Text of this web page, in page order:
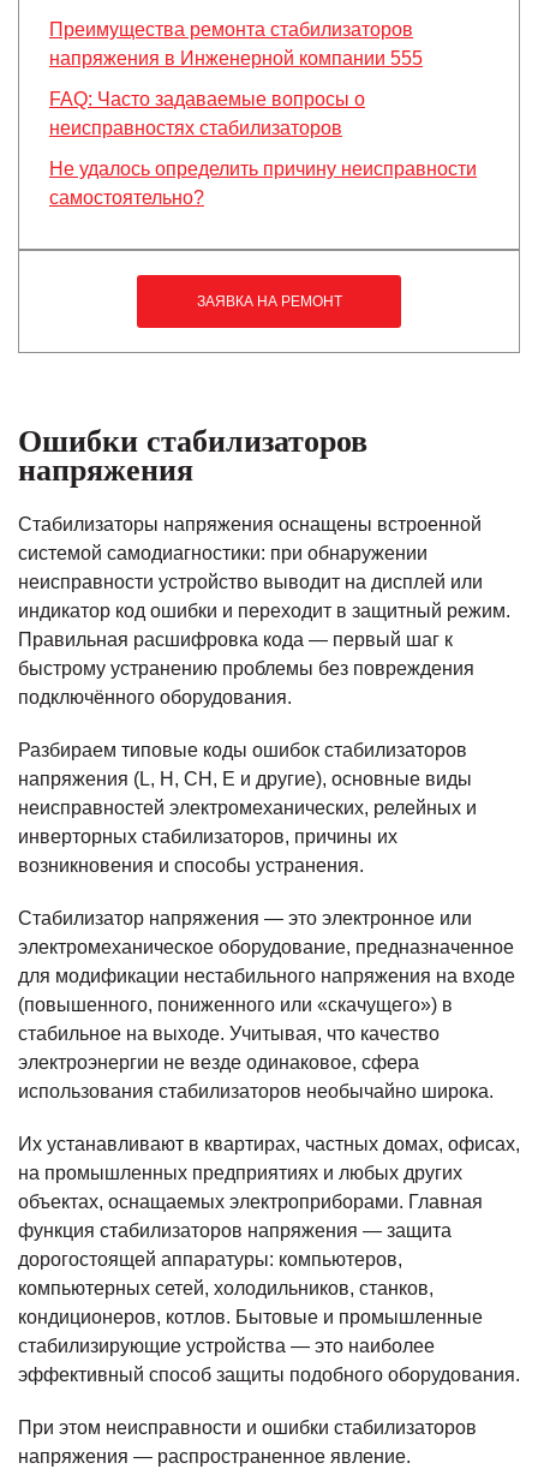
Преимущества ремонта стабилизаторов
напряжения в Инженерной компании 555
FAQ: Часто задаваемые вопросы о
неисправностях стабилизаторов
Не удалось определить причину неисправности
самостоятельно?
ЗАЯВКА НА РЕМОНТ
Ошибки стабилизаторов
напряжения
Стабилизаторы напряжения оснащены встроенной
системой самодиагностики: при обнаружении
неисправности устройство выводит на дисплей или
индикатор код ошибки и переходит в защитный режим.
Правильная расшифровка кода — первый шаг к
быстрому устранению проблемы без повреждения
подключённого оборудования.
Разбираем типовые коды ошибок стабилизаторов
напряжения (L, H, СН, E и другие), основные виды
неисправностей электромеханических, релейных и
инверторных стабилизаторов, причины их
возникновения и способы устранения.
Стабилизатор напряжения — это электронное или
электромеханическое оборудование, предназначенное
для модификации нестабильного напряжения на входе
(повышенного, пониженного или «скачущего») в
стабильное на выходе. Учитывая, что качество
электроэнергии не везде одинаковое, сфера
использования стабилизаторов необычайно широка.
Их устанавливают в квартирах, частных домах, офисах,
на промышленных предприятиях и любых других
объектах, оснащаемых электроприборами. Главная
функция стабилизаторов напряжения — защита
дорогостоящей аппаратуры: компьютеров,
компьютерных сетей, холодильников, станков,
кондиционеров, котлов. Бытовые и промышленные
стабилизирующие устройства — это наиболее
эффективный способ защиты подобного оборудования.
При этом неисправности и ошибки стабилизаторов
напряжения — распространенное явление.